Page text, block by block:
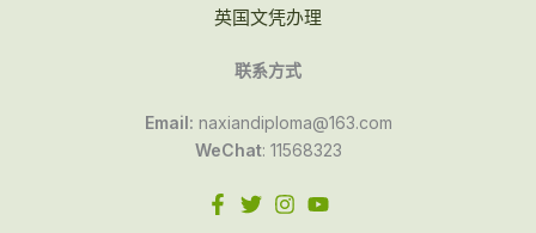
英国文凭办理
联系方式
Email: naxiandiploma@163.com
WeChat: 11568323